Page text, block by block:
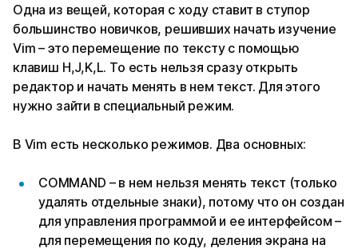
Одна из вещей, которая с ходу ставит в ступор
большинство новичков, решивших начать изучение
Vim – это перемещение по тексту с помощью
клавиш H,J,K,L. То есть нельзя сразу открыть
редактор и начать менять в нем текст. Для этого
нужно зайти в специальный режим.
В Vim есть несколько режимов. Два основных:
COMMAND – в нем нельзя менять текст (только
удалять отдельные знаки), потому что он создан
для управления программой и ее интерфейсом –
для перемещения по коду, деления экрана на